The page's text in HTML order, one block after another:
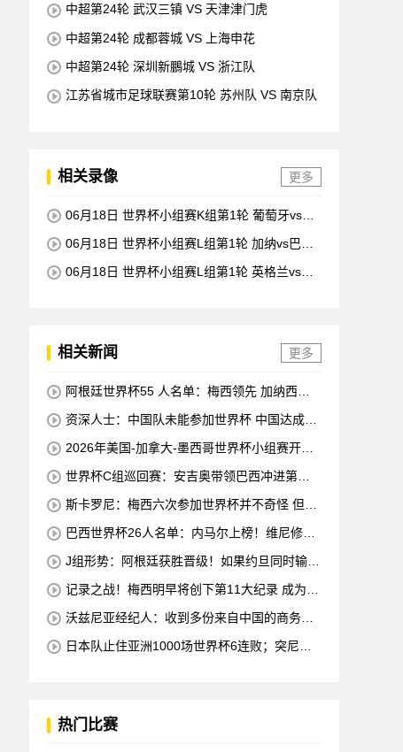
中超第24轮 武汉三镇 VS 天津津门虎
中超第24轮 成都蓉城 VS 上海申花
中超第24轮 深圳新鵬城 VS 浙江队
江苏省城市足球联赛第10轮 苏州队 VS 南京队
相关录像 更多
06月18日 世界杯小组赛K组第1轮 葡萄牙vs民
06月18日 世界杯小组赛L组第1轮 加纳vs巴拿
06月18日 世界杯小组赛L组第1轮 英格兰vs克
相关新闻 更多
阿根廷世界杯55 人名单：梅西领先 加纳西奥
资深人士：中国队未能参加世界杯 中国达成协
2026年美国-加拿大-墨西哥世界杯小组赛开幕
世界杯C组巡回赛：安吉奥带领巴西冲进第六
斯卡罗尼：梅西六次参加世界杯并不奇怪 但他
巴西世界杯26人名单：内马尔上榜！维尼修斯·
J组形势：阿根廷获胜晋级！如果约旦同时输球
记录之战！梅西明早将创下第11大纪录 成为历
沃兹尼亚经纪人：收到多份来自中国的商务邀
日本队止住亚洲1000场世界杯6连败；突尼斯
热门比赛